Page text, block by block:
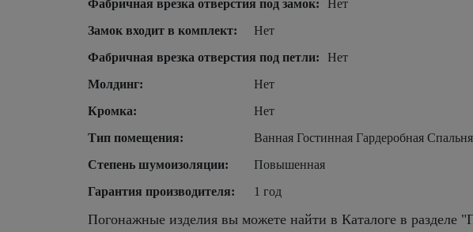
Фабричная врезка отверстия под замок:
Нет
Замок входит в комплект:
Нет
Фабричная врезка отверстия под петли:
Нет
Молдинг:
Нет
Кромка:
Нет
Тип помещения:
Ванная Гостинная Гардеробная
Степень шумоизоляции:
Повышенная
Гарантия производителя:
1 год
Погонажные изделия вы можете найти в Каталоге в разделе